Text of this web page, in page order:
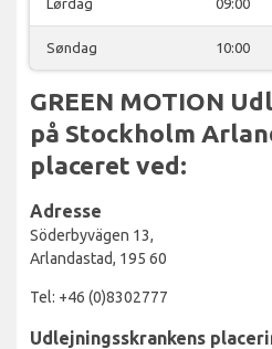
Søndag 10:00
GREEN MOTION
på Stockholm
placeret ved:
Adresse
Söderbyvägen 13,
Arlandastad, 195 60
Tel: +46 (0)8302777
Udlejningsskrankens